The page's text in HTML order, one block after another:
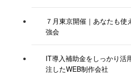
７月東京開催｜あなたも
強会
IT導入補助金をしっかり活
注したWEB制作会社